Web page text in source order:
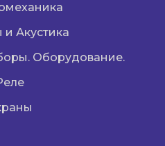
Акустика
Оборудование.